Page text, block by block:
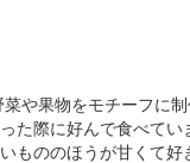
や果物をモチーフに制
た際に好んで食べてい
もののほうが甘くて好